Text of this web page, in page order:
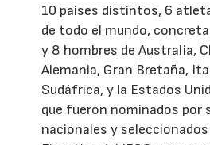
10 países distintos, 6
de todo el mundo,
y 8 hombres de Australia,
Alemania, Gran Bretaña,
Sudáfrica, y la Estados
que fueron nominados por
nacionales y